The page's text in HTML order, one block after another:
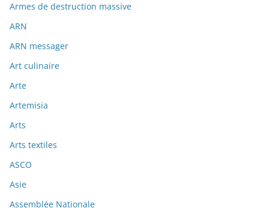
Armes de destruction massive
ARN
ARN messager
Art culinaire
Arte
Artemisia
Arts
Arts textiles
ASCO
Asie
Assemblée Nationale